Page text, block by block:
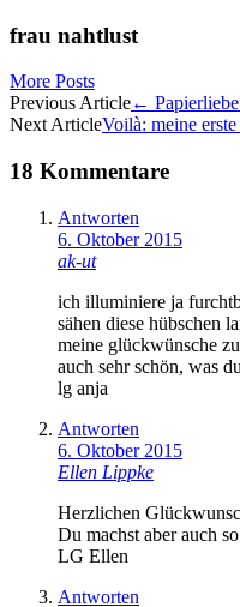
frau nahtlust
More Posts
Artikel-
Navigation
Previous Article←
Next ArticleVoilà: meine
18 Kommentare
Antworten
6. Oktober 2015
ak-ut
ich illuminiere ja
sähen diese hübschen
meine glückwünsche
auch sehr schön, was
lg anja
Antworten
6. Oktober 2015
Ellen Lippke
Herzlichen
Du machst aber auch
LG Ellen
Antworten